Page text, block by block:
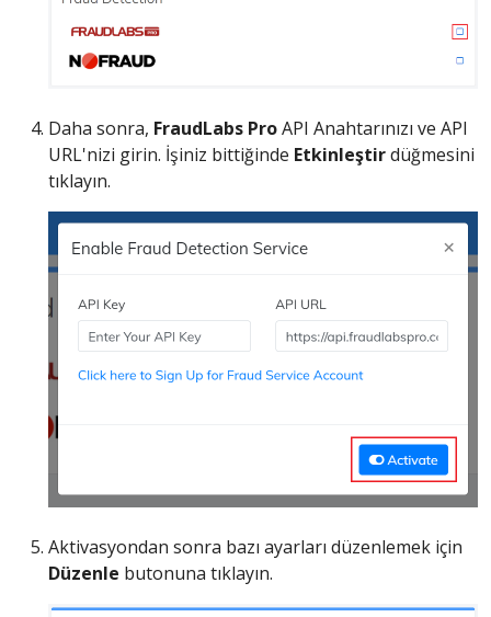
Daha sonra, FraudLabs ProAPI Anahtarınızı ve API
URL'nizi girin. İşiniz bittiğinde Etkinleştirdüğmesini
tıklayın.
Aktivasyondan sonra bazı ayarları düzenlemek için
Düzenle butonuna tıklayın.